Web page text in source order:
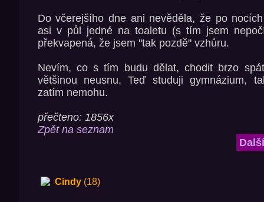
Do včerejšího dne ani nevěděla, že po
asi v půl jedné na toaletu (s tím jsem
překvapená, že jsem "tak pozdě" vzhůru.
Nevím, co s tím budu dělat, chodit brzo
většinou neusnu. Teď studuji gymnázium,
zatím nemohu.
přečteno: 1856x
Zpět na seznam
Cindy(18)